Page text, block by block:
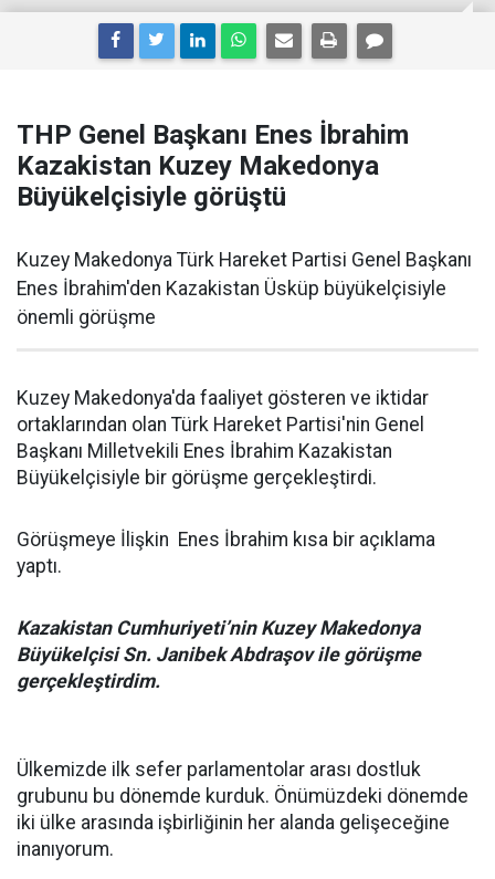
THP Genel Başkanı Enes İbrahim
Kazakistan Kuzey Makedonya
Büyükelçisiyle görüştü
Kuzey Makedonya Türk Hareket Partisi Genel Başkanı
Enes İbrahim'den Kazakistan Üsküp büyükelçisiyle
önemli görüşme
Kuzey Makedonya'da faaliyet gösteren ve iktidar
ortaklarından olan Türk Hareket Partisi'nin Genel
Başkanı Milletvekili Enes İbrahim Kazakistan
Büyükelçisiyle bir görüşme gerçekleştirdi.
Görüşmeye İlişkin Enes İbrahim kısa bir açıklama
yaptı.
Kazakistan Cumhuriyeti’nin Kuzey Makedonya
Büyükelçisi Sn. Janibek Abdraşov ile görüşme
gerçekleştirdim.
Ülkemizde ilk sefer parlamentolar arası dostluk
grubunu bu dönemde kurduk. Önümüzdeki dönemde
iki ülke arasında işbirliğinin her alanda gelişeceğine
inanıyorum.